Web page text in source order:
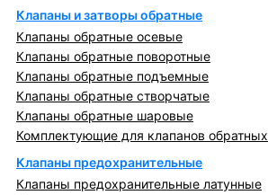
Клапаны и затворы обратные
Клапаны обратные осевые
Клапаны обратные поворотные
Клапаны обратные подъемные
Клапаны обратные створчатые
Клапаны обратные шаровые
Комплектующие для клапанов обратных
Клапаны предохранительные
Клапаны предохранительные латунные